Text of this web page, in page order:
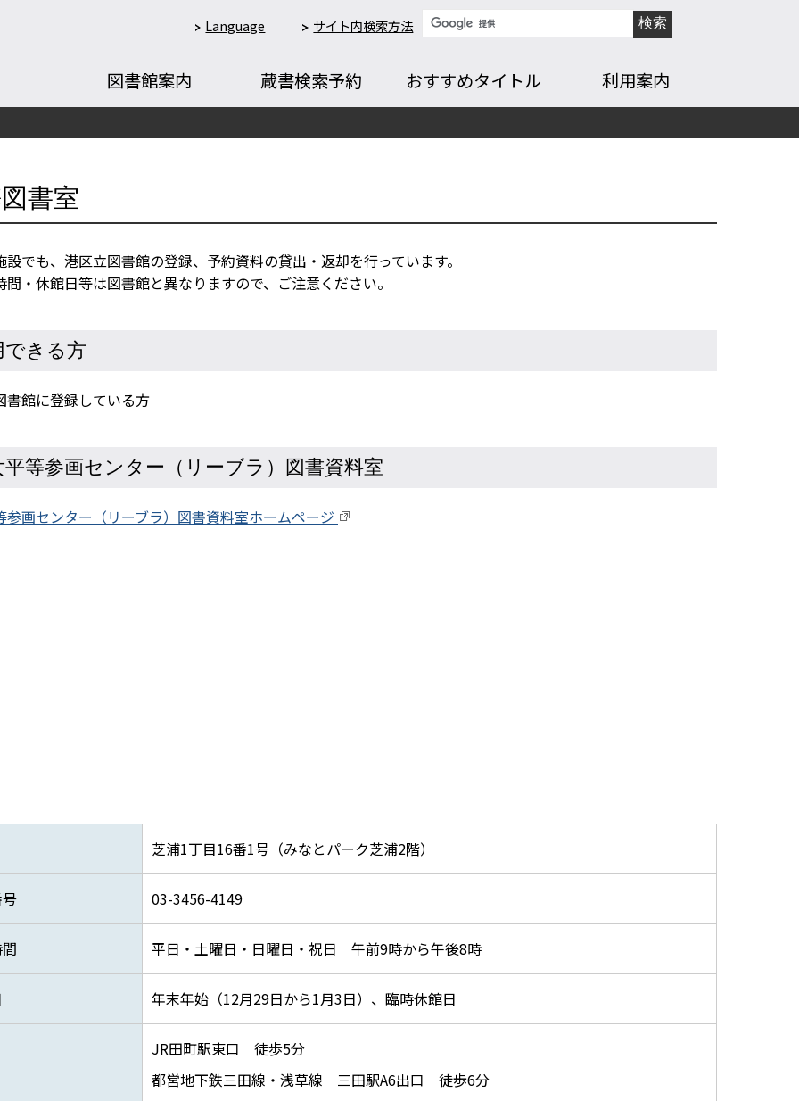
Language サイト内検索方法
図書館案内 蔵書検索予約 おすすめタイトル 利用案内
書室
設でも、港区立図書館の登録、予約資料の貸出・返却を行っています。
・休館日等は図書館と異なりますので、ご注意ください。
できる方
書館に登録している方
平等参画センター（リーブラ）図書資料室
参画センター（リーブラ）図書資料室ホームページ
芝浦1丁目16番1号（みなとパーク芝浦2階）
03-3456-4149
平日・土曜日・日曜日・祝日 午前9時から午後8時
年末年始（12月29日から1月3日）、臨時休館日
JR田町駅東口 徒歩5分
都営地下鉄三田線・浅草線 三田駅A6出口 徒歩6分